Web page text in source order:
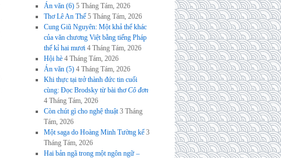
Án văn (6) 5 Tháng Tám, 2026
Thơ Lê An Thế 5 Tháng Tám, 2026
Cung Giũ Nguyên: Một khả thể khác
của văn chương Việt bằng tiếng Pháp
thế kỉ hai mươi 4 Tháng Tám, 2026
Hội hè 4 Tháng Tám, 2026
Án văn (5) 4 Tháng Tám, 2026
Khi thực tại trở thành đức tin cuối
cùng: Đọc Brodsky từ bài thơCô đơn
4 Tháng Tám, 2026
Còn chút gì cho nghệ thuật 3 Tháng
Tám, 2026
Một saga do Hoàng Minh Tường kể 3
Tháng Tám, 2026
Hai bản ngã trong một ngôn ngữ –